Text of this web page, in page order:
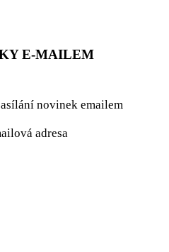
E-MAILEM
novinek emailem
adresa